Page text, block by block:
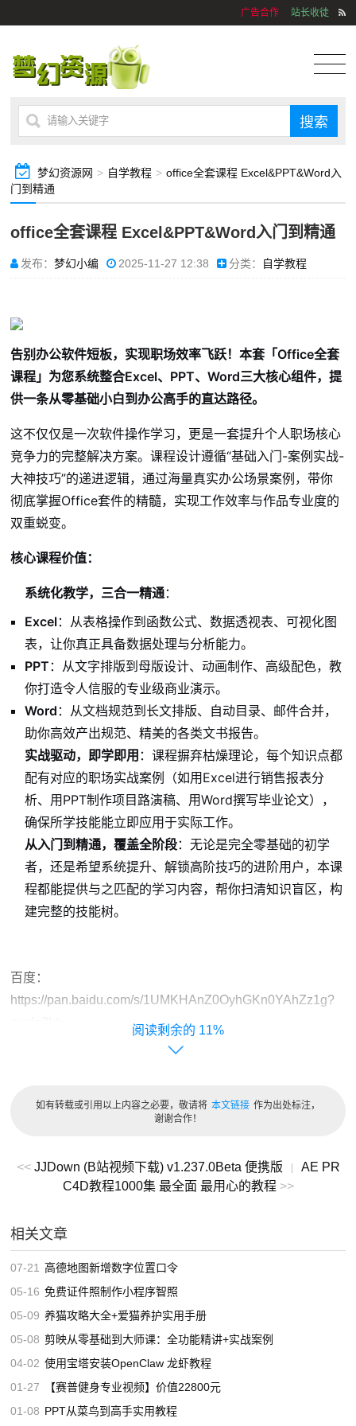
广告合作 站长收徒
梦幻资源网 > 自学教程 > office全套课程 Excel&PPT&Word入
门到精通
office全套课程 Excel&PPT&Word入门到精通
发布：梦幻小编 2025-11-27 12:38 分类： 自学教程
告别办公软件短板，实现职场效率飞跃！本套「Office全套
课程」为您系统整合Excel、PPT、Word三大核心组件，提
供一条从零基础小白到办公高手的直达路径。
这不仅仅是一次软件操作学习，更是一套提升个人职场核心
竞争力的完整解决方案。课程设计遵循“基础入门-案例实战-
大神技巧”的递进逻辑，通过海量真实办公场景案例，带你
彻底掌握Office套件的精髓，实现工作效率与作品专业度的
双重蜕变。
核心课程价值：
系统化教学，三合一精通：
Excel：从表格操作到函数公式、数据透视表、可视化图
表，让你真正具备数据处理与分析能力。
PPT ：从文字排版到母版设计、动画制作、高级配色，教
你打造令人信服的专业级商业演示。
Word ：从文档规范到长文排版、自动目录、邮件合并，
助你高效产出规范、精美的各类文书报告。
实战驱动，即学即用 ：课程摒弃枯燥理论，每个知识点都
配有对应的职场实战案例（如用Excel进行销售报表分
析、用PPT制作项目路演稿、用Word撰写毕业论文），
确保所学技能能立即应用于实际工作。
从入门到精通，覆盖全阶段：无论是完全零基础的初学
者，还是希望系统提升、解锁高阶技巧的进阶用户，本课
程都能提供与之匹配的学习内容，帮你扫清知识盲区，构
建完整的技能树。
百度：
https://pan.baidu.com/s/1UMKHAnZ0OyhGKn0YAhZz1g?
夸克：https://pan.quark.cn/s/34e858298c1e
https://pan.xunlei.com/s/VOf2UvwMCHLeJ25Fu7HZChrjA1?
您阅读本篇文章共花了： 0小时00分08秒
11%
如有转载或引用以上内容之必要，敬请将 本文链接 作为出处标注，
谢谢合作！
<< JJDown (B站视频下载) v1.237.0Beta 便携版 |
AE PR
C4D教程1000集 最全面 最用心的教程 >>
相关文章
07-21 高德地图新增数字位置口令
05-16 免费证件照制作小程序智照
05-09 养猫攻略大全+爱猫养护实用手册
05-08 剪映从零基础到大师课：全功能精讲+实战案例
04-02 使用宝塔安装OpenClaw 龙虾教程
01-27
【赛普健身专业视频】价值22800元
01-08 PPT从菜鸟到高手实用教程